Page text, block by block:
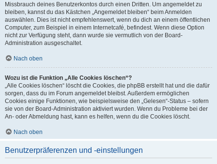
Missbrauch deines Benutzerkontos durch einen Dritten. Um angemeldet zu
bleiben, kannst du das Kästchen „Angemeldet bleiben“ beim Anmelden
auswählen. Dies ist nicht empfehlenswert, wenn du dich an einem öffentlichen
Computer, zum Beispiel in einem Internetcafé, befindest. Wenn diese Option
nicht zur Verfügung steht, dann wurde sie vermutlich von der Board-
Administration ausgeschaltet.
Nach oben
Wozu ist die Funktion „Alle Cookies löschen“?
„Alle Cookies löschen“ löscht die Cookies, die phpBB erstellt hat und die dafür
sorgen, dass du im Forum angemeldet bleibst. Außerdem ermöglichen
Cookies einige Funktionen, wie beispielsweise den „Gelesen“-Status – sofern
sie von der Board-Administration aktiviert wurden. Wenn du Probleme bei der
An- oder Abmeldung hast, kann es helfen, wenn du die Cookies löscht.
Nach oben
Benutzerpräferenzen und -einstellungen